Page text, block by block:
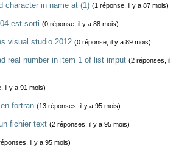
character in name at (1) (1 réponse, il y a 87 mois)
est sorti (0 réponse, il y a 88 mois)
visual studio 2012 (0 réponse, il y a 89 mois)
real number in item 1 of list imput (2 réponses, il
il y a 91 mois)
fortran (13 réponses, il y a 95 mois)
fichier text (2 réponses, il y a 95 mois)
il y a 95 mois)